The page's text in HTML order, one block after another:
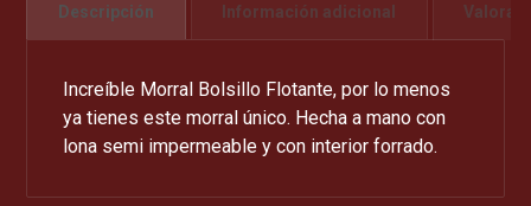
Descripción Información adicional
Increíble Morral Bolsillo Flotante, por lo menos
ya tienes este morral único. Hecha a mano con
lona semi impermeable y con interior forrado.